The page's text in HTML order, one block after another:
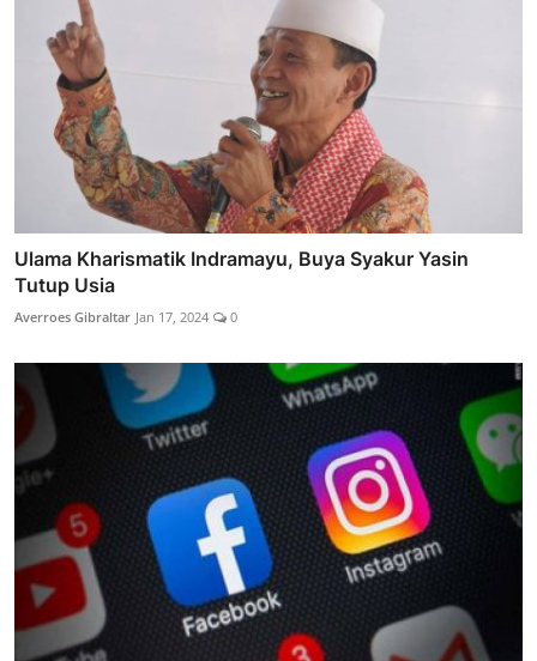
Ulama Kharismatik Indramayu, Buya Syakur Yasin
Tutup Usia
Averroes Gibraltar Jan 17, 2024 0